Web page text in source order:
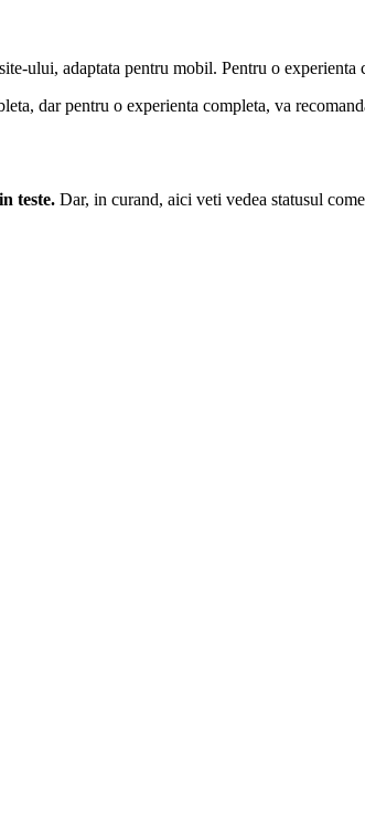
ului, adaptata pentru mobil. Pentru o
dar pentru o experienta completa, va
teste. Dar, in curand, aici veti vedea statusul